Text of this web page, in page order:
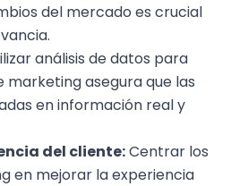
del mercado es crucial
análisis de datos para
marketing asegura que las
en información real y
del cliente:Centrar los
en mejorar la experiencia